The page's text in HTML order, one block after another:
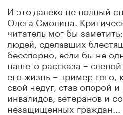
И это далеко не полный
Олега Смолина.
читатель мог бы
людей, сделавших
бесспорно, если бы не
нашего рассказа –
его жизнь – пример того,
свой недуг, став опорой
инвалидов, ветеранов и
незащищенных граждан...